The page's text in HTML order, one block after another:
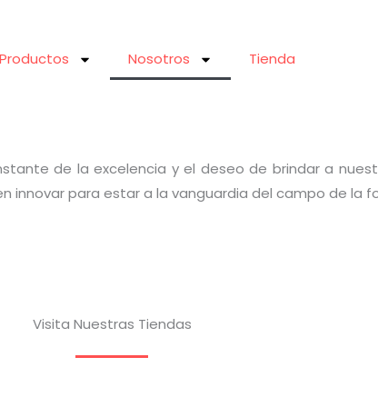
Productos Nosotros Tienda
de la excelencia y el deseo de brindar a
para estar a la vanguardia del campo de la
Visita Nuestras Tiendas